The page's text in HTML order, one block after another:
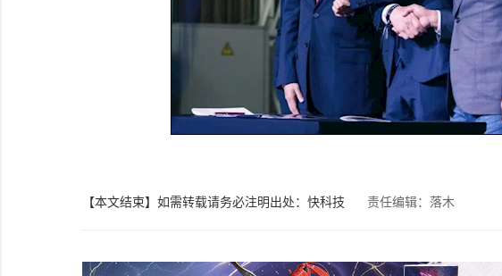
【本文结束】如需转载请务必注明出处：快科技 责任编辑：落木